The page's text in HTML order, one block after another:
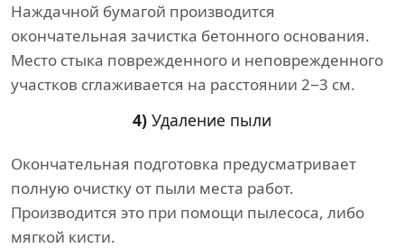
Наждачной бумагой производится
окончательная зачистка бетонного основания.
Место стыка поврежденного и неповрежденного
участков сглаживается на расстоянии 2−3 см.
4) Удаление пыли
Окончательная подготовка предусматривает
полную очистку от пыли места работ.
Производится это при помощи пылесоса, либо
мягкой кисти.